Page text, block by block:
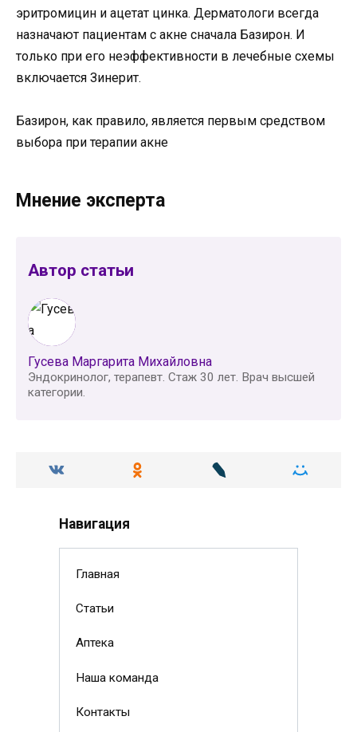
эритромицин и ацетат цинка. Дерматологи всегда
назначают пациентам с акне сначала Базирон. И
только при его неэффективности в лечебные схемы
включается Зинерит.
Базирон, как правило, является первым средством
выбора при терапии акне
Мнение эксперта
Автор статьи
Гусева Маргарита Михайловна
Эндокринолог, терапевт. Стаж 30 лет. Врач высшей
категории.
Навигация
Главная
Статьи
Аптека
Наша команда
Контакты